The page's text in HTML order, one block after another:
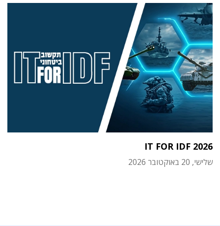
IT FOR IDF 2026
שלישי, 20 באוקטובר 2026